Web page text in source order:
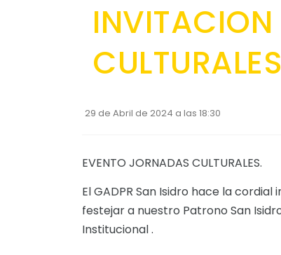
CULTURALES
29 de Abril de 2024 a las 18:30
EVENTO JORNADAS CULTURALES.
El GADPR San Isidro hace la
festejar a nuestro Patrono San
Institucional .